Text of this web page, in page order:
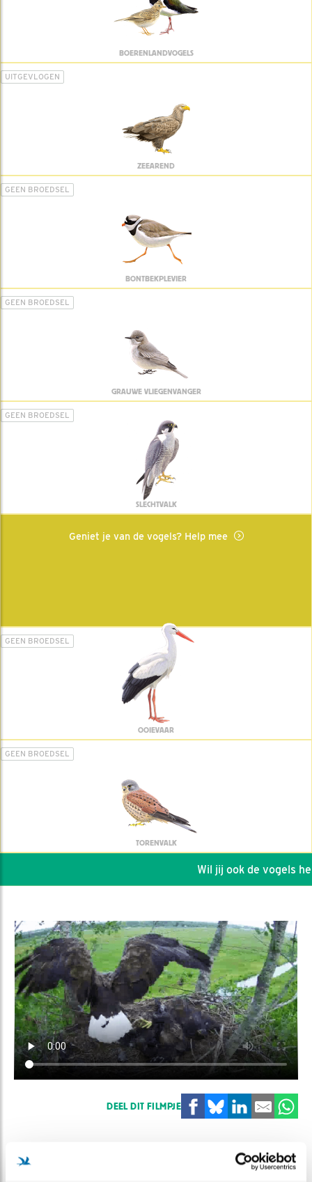
BOERENLANDVOGELS
UITGEVLOGEN
ZEEAREND
GEEN BROEDSEL
BONTBEKPLEVIER
GEEN BROEDSEL
GRAUWE VLIEGENVANGER
GEEN BROEDSEL
SLECHTVALK
Geniet je van de vogels? Help mee
GEEN BROEDSEL
OOIEVAAR
GEEN BROEDSEL
TORENVALK
Wil jij ook de vogels
DEEL DIT FILMPJE
Manvrouwverschillen